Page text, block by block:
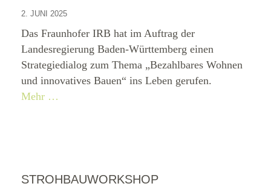
2. JUNI 2025
Das Fraunhofer IRB hat im Auftrag der
Landesregierung Baden-Württemberg einen
Strategiedialog zum Thema „Bezahlbares Wohnen
und innovatives Bauen“ ins Leben gerufen.
Mehr …
STROHBAUWORKSHOP